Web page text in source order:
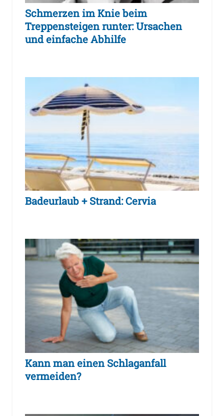
Schmerzen im Knie beim
Treppensteigen runter: Ursachen
und einfache Abhilfe
Badeurlaub + Strand: Cervia
Kann man einen Schlaganfall
vermeiden?